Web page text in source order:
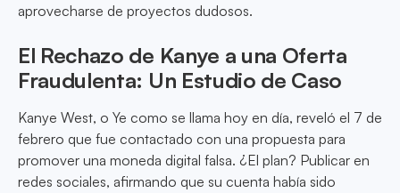
aprovecharse de proyectos dudosos.
El Rechazo de Kanye a una Oferta
Fraudulenta: Un Estudio de Caso
Kanye West, o Ye como se llama hoy en día, reveló el 7 de
febrero que fue contactado con una propuesta para
promover una moneda digital falsa. ¿El plan? Publicar en
redes sociales, afirmando que su cuenta había sido